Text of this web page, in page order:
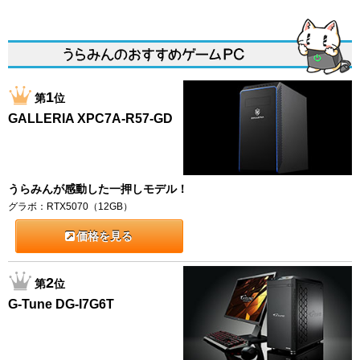
第1位
GALLERIA XPC7A-R57-GD
うらみんが感動した一押しモデル！
グラボ：RTX5070（12GB）
価格を見る
第2位
G-Tune DG-I7G6T